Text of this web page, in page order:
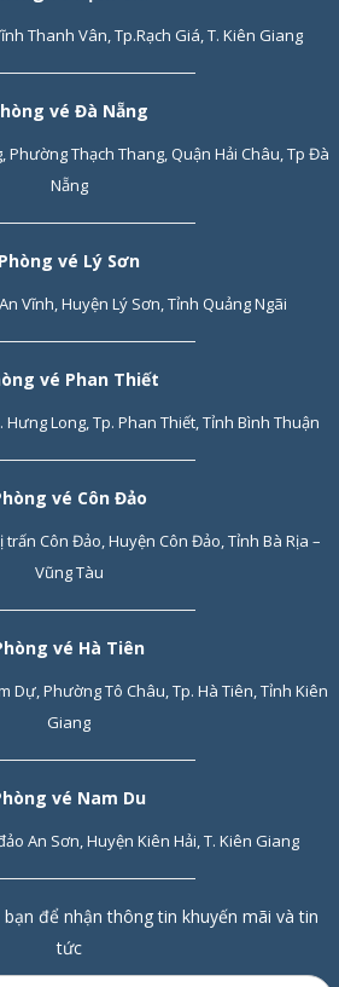
Thanh Vân, Tp.Rạch Giá, T. Kiên Giang
vé Đà Nẵng
Phường Thạch Thang, Quận Hải Châu, Tp Đà
Nẵng
Phòng vé Lý Sơn
Vĩnh, Huyện Lý Sơn, Tỉnh Quảng Ngãi
vé Phan Thiết
Hưng Long, Tp. Phan Thiết, Tỉnh Bình Thuận
vé Côn Đảo
trấn Côn Đảo, Huyện Côn Đảo, Tỉnh Bà Rịa –
Vũng Tàu
vé Hà Tiên
Dự, Phường Tô Châu, Tp. Hà Tiên, Tỉnh Kiên
Giang
vé Nam Du
An Sơn, Huyện Kiên Hải, T. Kiên Giang
để nhận thông tin khuyến mãi và tin
tức